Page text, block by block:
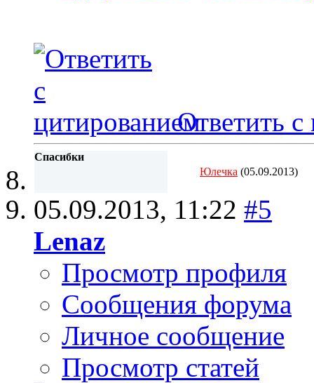
Ответить с
Спасибки
Юлечка (05.09.2013)
05.09.2013, 11:22 #5
Lenaz
Просмотр профиля
Сообщения форума
Личное сообщение
Просмотр статей